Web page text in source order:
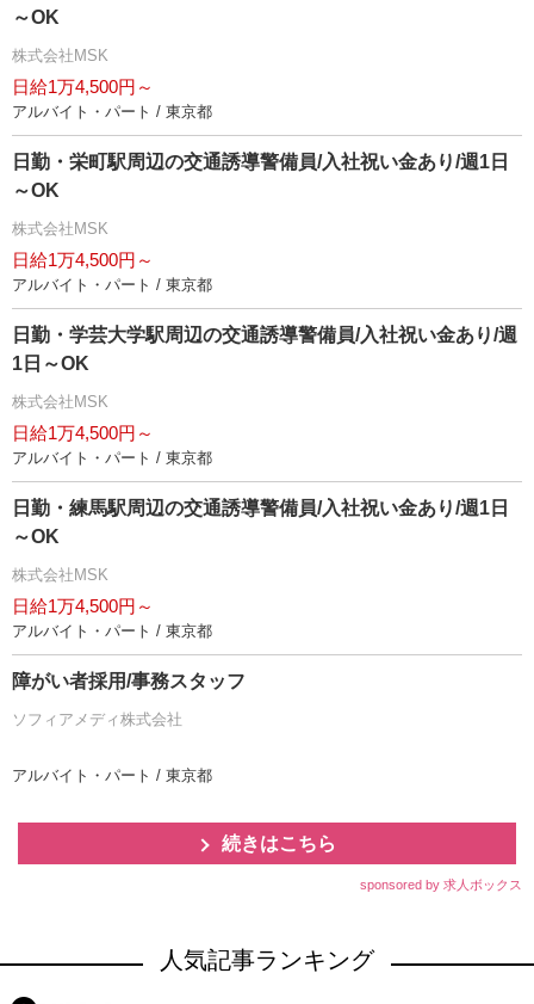
～OK
株式会社MSK
日給1万4,500円～
アルバイト・パート / 東京都
日勤・栄町駅周辺の交通誘導警備員/入社祝い金あり/週1日
～OK
株式会社MSK
日給1万4,500円～
アルバイト・パート / 東京都
日勤・学芸大学駅周辺の交通誘導警備員/入社祝い金あり/週
1日～OK
株式会社MSK
日給1万4,500円～
アルバイト・パート / 東京都
日勤・練馬駅周辺の交通誘導警備員/入社祝い金あり/週1日
～OK
株式会社MSK
日給1万4,500円～
アルバイト・パート / 東京都
障がい者採用/事務スタッフ
ソフィアメディ株式会社
アルバイト・パート / 東京都
続きはこちら
sponsored by 求人ボックス
人気記事ランキング